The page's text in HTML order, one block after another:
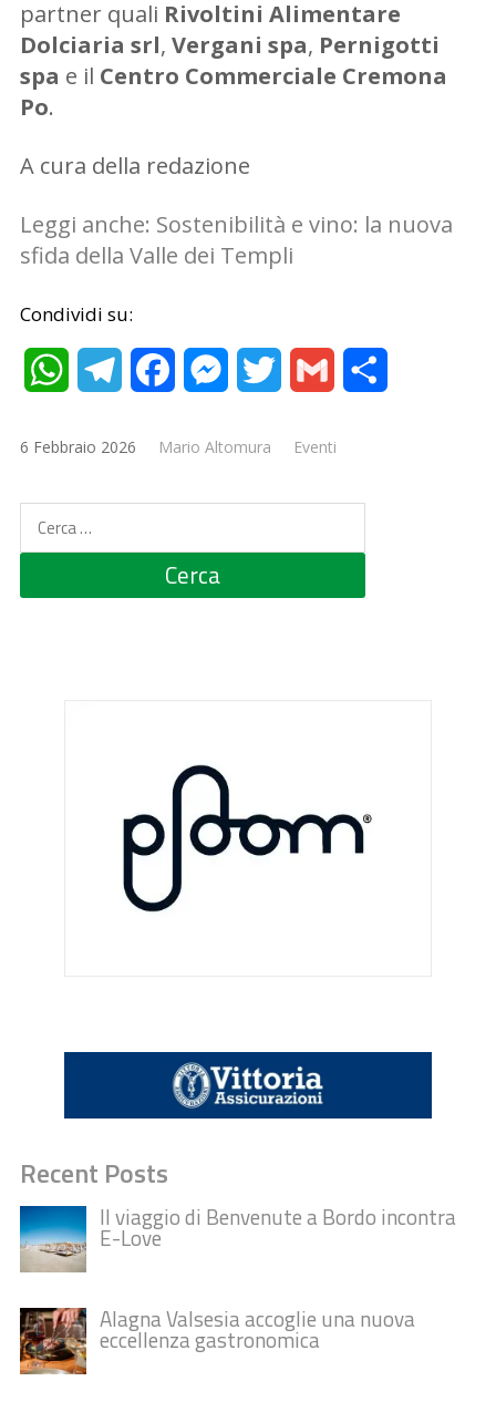
partner quali Rivoltini Alimentare
Dolciaria srl, Vergani spa, Pernigotti
spa e il Centro Commerciale Cremona
Po.
A cura della redazione
Leggi anche: Sostenibilità e vino: la nuova
sfida della Valle dei Templi
Condividi su:
WhatsAppTelegramFacebookMessenger
Twitter Gmail
6 Febbraio 2026 Mario Altomura Eventi
Recent Posts
Il viaggio di Benvenute a Bordo incontra
E-Love
Alagna Valsesia accoglie una nuova
eccellenza gastronomica